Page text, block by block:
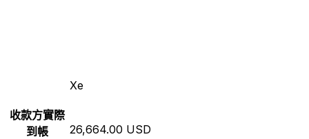
Xe
收款方實際
到帳
26,664.00 USD